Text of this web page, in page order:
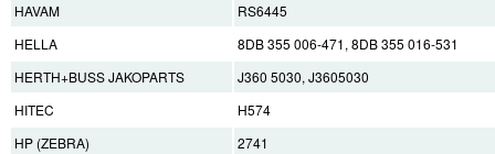
HAVAM
RS6445
HELLA
8DB 355 006-471, 8DB 355 016-531
HERTH+BUSS JAKOPARTS
J360 5030, J3605030
HITEC
H574
HP (ZEBRA)
2741